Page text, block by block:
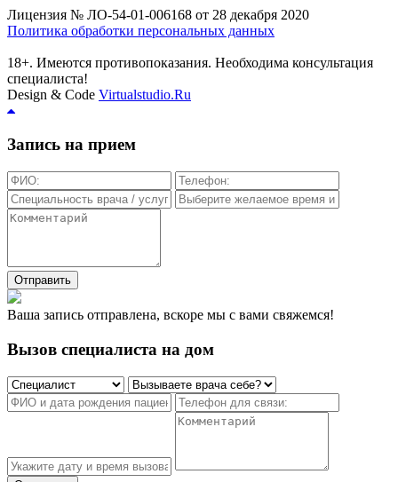
Лицензия № ЛО-54-01-006168 от 28 декабря 2020
Политика обработки персональных данных
18+. Имеются противопоказания. Необходима консультация
специалиста!
Design & Code Virtualstudio.Ru
Запись на прием
Отправить
Ваша запись отправлена, вскоре мы с вами свяжемся!
Вызов специалиста на дом